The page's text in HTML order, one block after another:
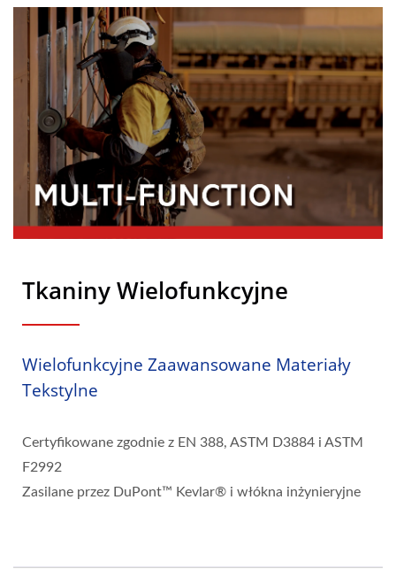
Tkaniny Wielofunkcyjne
Wielofunkcyjne Zaawansowane Materiały
Tekstylne
Certyfikowane zgodnie z EN 388, ASTM D3884 i ASTM
F2992
Zasilane przez DuPont™ Kevlar® i włókna inżynieryjne